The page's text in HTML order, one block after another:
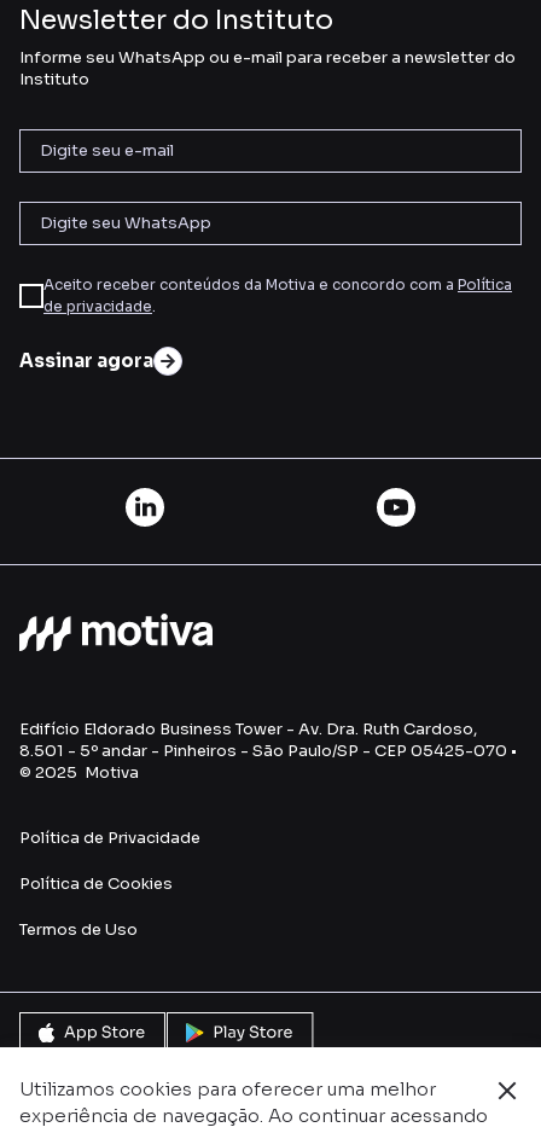
Utilizamos cookies para oferecer uma melhor
experiência de navegação. Ao continuar acessando
Newsletter do Instituto
Informe seu WhatsApp ou e-mail para receber a newsletter do
Instituto
Aceito receber conteúdos da Motiva e concordo com a Política
de privacidade
Assinar agora
Edifício Eldorado Business Tower - Av. Dra. Ruth Cardoso,
8.501 - 5º andar - Pinheiros - São Paulo/SP - CEP 05425-070 •
© 2025 Motiva
Política de Privacidade
Política de Cookies
Termos de Uso